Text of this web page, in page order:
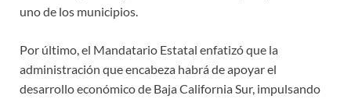
uno de los municipios.
Por último, el Mandatario Estatal enfatizó que la
administración que encabeza habrá de apoyar el
desarrollo económico de Baja California Sur, impulsando